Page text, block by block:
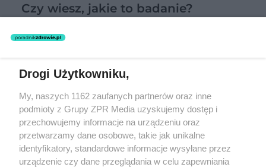
Czy wiesz, jakie to badanie?
Pytanie 1 z 10
Drogi Użytkowniku,
My, naszych 1162 zaufanych partnerów oraz inne
podmioty z Grupy ZPR Media uzyskujemy dostęp i
przechowujemy informacje na urządzeniu oraz
przetwarzamy dane osobowe, takie jak unikalne
identyfikatory, standardowe informacje wysyłane przez
urządzenie czy dane przeglądania w celu zapewniania